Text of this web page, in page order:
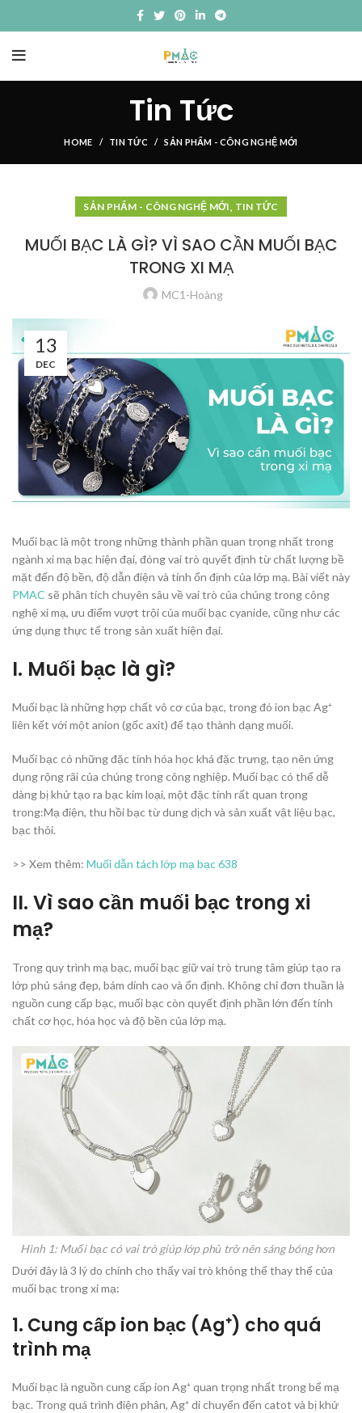
Tin Tức
HOME TIN TỨC SẢN PHẨM - CÔNG NGHỆ MỚI
SẢN PHẨM - CÔNG NGHỆ MỚI, TIN TỨC
MUỐI BẠC LÀ GÌ? VÌ SAO CẦN MUỐI BẠC
TRONG XI MẠ
MC1-Hoàng
13
DEC
Muối bạc là một trong những thành phần quan trọng nhất trong
ngành xi mạ bạc hiện đại, đóng vai trò quyết định từ chất lượng bề
mặt đến độ bền, độ dẫn điện và tính ổn định của lớp mạ. Bài viết này
PMAC sẽ phân tích chuyên sâu về vai trò của chúng trong công
nghệ xi mạ, ưu điểm vượt trội của muối bạc cyanide, cũng như các
ứng dụng thực tế trong sản xuất hiện đại.
I. Muối bạc là gì?
Muối bạc là những hợp chất vô cơ của bạc, trong đó ion bạc Ag⁺
liên kết với một anion (gốc axit) để tạo thành dạng muối.
Muối bạc có những đặc tính hóa học khá đặc trưng, tạo nên ứng
dụng rộng rãi của chúng trong công nghiệp. Muối bạc có thể dễ
dàng bị khử tạo ra bạc kim loại, một đặc tính rất quan trọng
trong:Mạ điện, thu hồi bạc từ dung dịch và sản xuất vật liệu bạc,
bạc thỏi.
>> Xem thêm: Muối dẫn tách lớp mạ bạc 638
II. Vì sao cần muối bạc trong xi
mạ?
Trong quy trình mạ bạc, muối bạc giữ vai trò trung tâm giúp tạo ra
lớp phủ sáng đẹp, bám dính cao và ổn định. Không chỉ đơn thuần là
nguồn cung cấp bạc, muối bạc còn quyết định phần lớn đến tính
chất cơ học, hóa học và độ bền của lớp mạ.
Hình 1: Muối bạc có vai trò giúp lớp phủ trở nên sáng bóng hơn
Dưới đây là 3 lý do chính cho thấy vai trò không thể thay thế của
muối bạc trong xi mạ:
1. Cung cấp ion bạc (Ag⁺) cho quá
trình mạ
Muối bạc là nguồn cung cấp ion Ag⁺ quan trọng nhất trong bể mạ
bạc. Trong quá trình điện phân, Ag⁺ di chuyển đến catot và bị khử